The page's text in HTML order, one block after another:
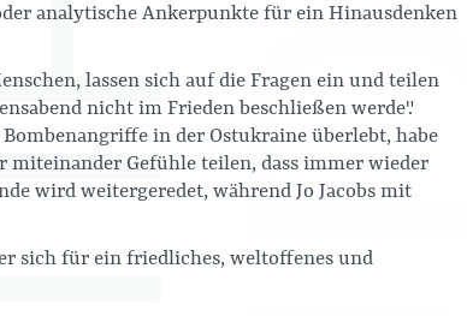
analytische Ankerpunkte für ein Hinausdenken
lassen sich auf die Fragen ein und teilen
nicht im Frieden beschließen werde".
in der Ostukraine überlebt, habe
miteinander Gefühle teilen, dass immer wieder
wird weitergeredet, während Jo Jacobs mit
sich für ein friedliches, weltoffenes und